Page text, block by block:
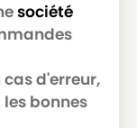
société
cas d'erreur,
bonnes